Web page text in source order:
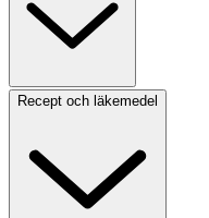
Recept och läkemedel